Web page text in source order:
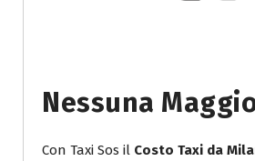
Nessuna
Con Taxi Sos il Costo Taxi da